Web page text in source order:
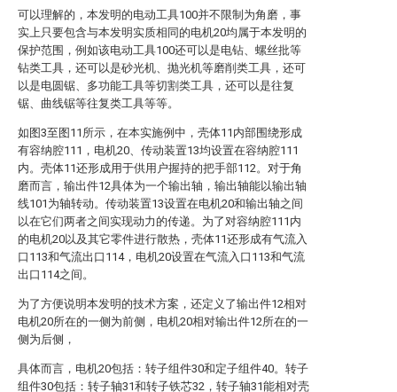
可以理解的，本发明的电动工具100并不限制为角磨，事
实上只要包含与本发明实质相同的电机20均属于本发明的
保护范围，例如该电动工具100还可以是电钻、螺丝批等
钻类工具，还可以是砂光机、抛光机等磨削类工具，还可
以是电圆锯、多功能工具等切割类工具，还可以是往复
锯、曲线锯等往复类工具等等。
如图3至图11所示，在本实施例中，壳体11内部围绕形成
有容纳腔111，电机20、传动装置13均设置在容纳腔111
内。壳体11还形成用于供用户握持的把手部112。对于角
磨而言，输出件12具体为一个输出轴，输出轴能以输出轴
线101为轴转动。传动装置13设置在电机20和输出轴之间
以在它们两者之间实现动力的传递。为了对容纳腔111内
的电机20以及其它零件进行散热，壳体11还形成有气流入
口113和气流出口114，电机20设置在气流入口113和气流
出口114之间。
为了方便说明本发明的技术方案，还定义了输出件12相对
电机20所在的一侧为前侧，电机20相对输出件12所在的一
侧为后侧，
具体而言，电机20包括：转子组件30和定子组件40。转子
组件30包括：转子轴31和转子铁芯32，转子轴31能相对壳